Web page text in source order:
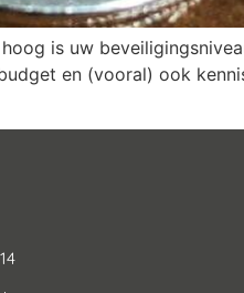
is uw
en (vooral) ook